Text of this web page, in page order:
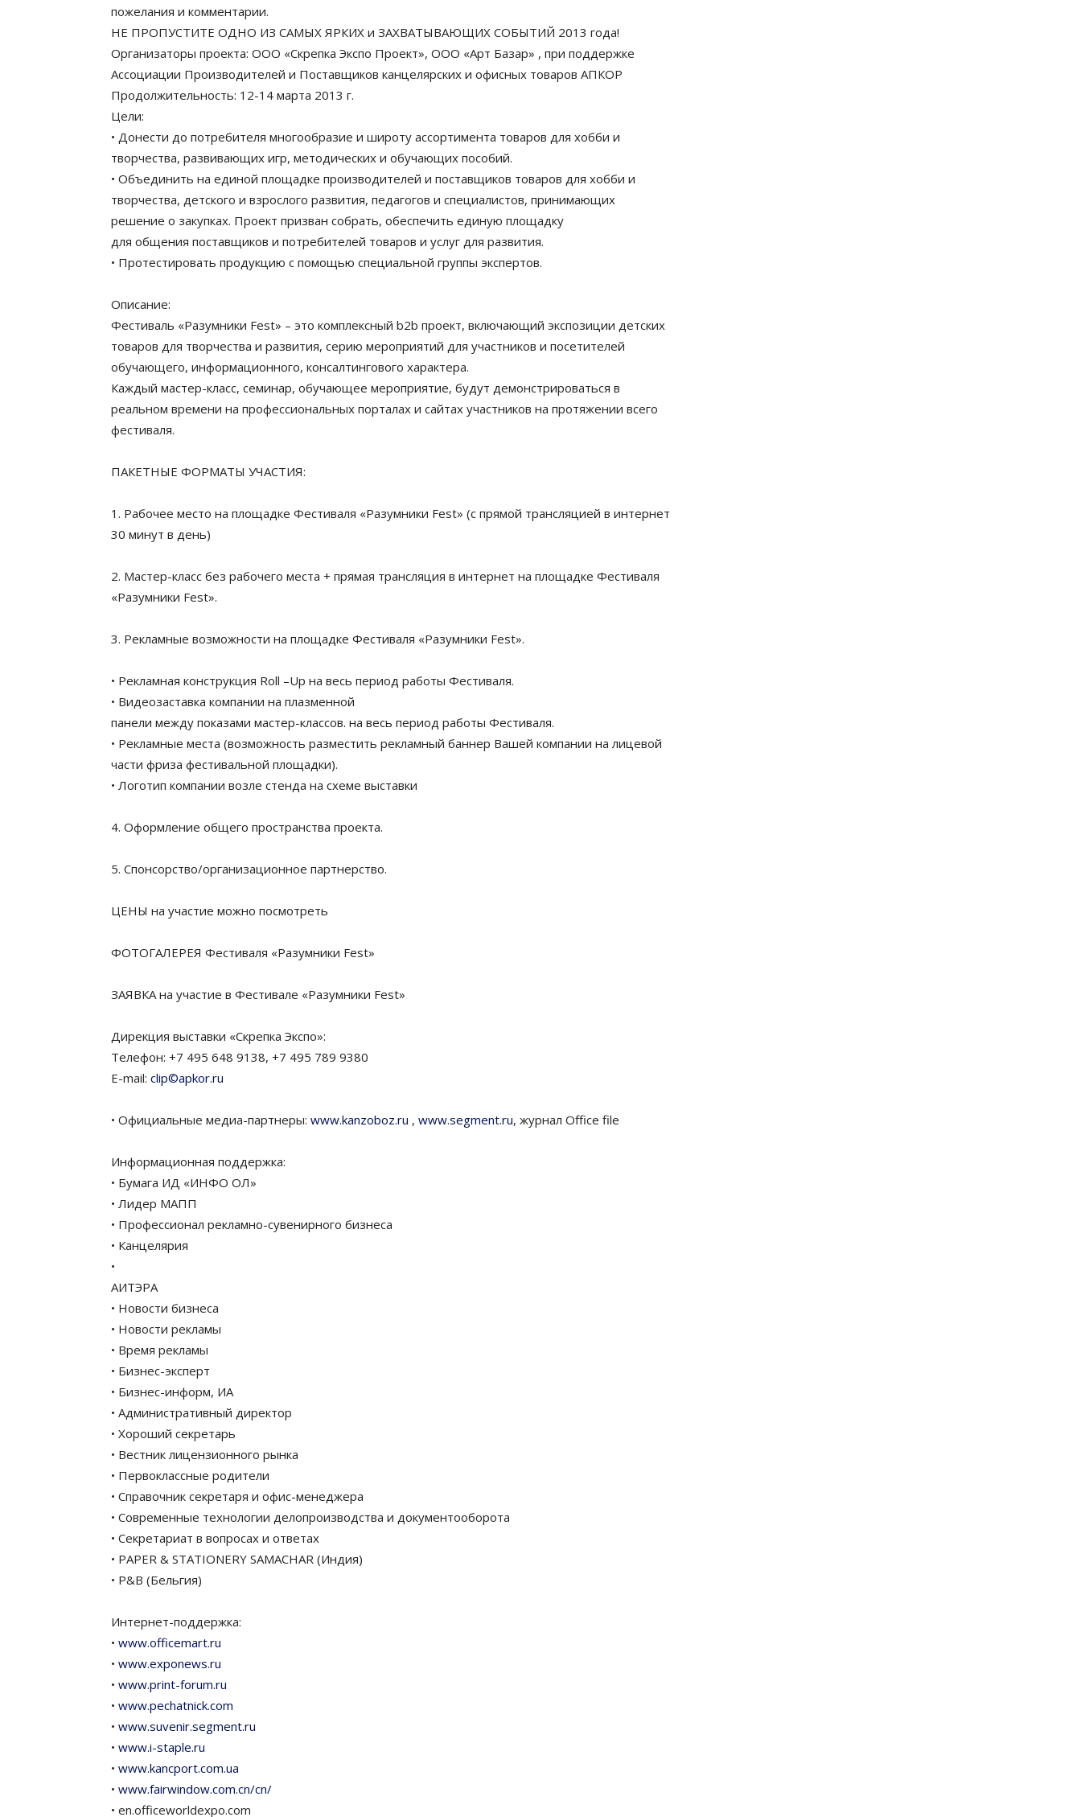
пожелания и комментарии.
НЕ ПРОПУСТИТЕ ОДНО ИЗ САМЫХ ЯРКИХ и ЗАХВАТЫВАЮЩИХ СОБЫТИЙ 2013 года!
Организаторы проекта: ООО «Скрепка Экспо Проект», ООО «Арт Базар» , при поддержке
Ассоциации Производителей и Поставщиков канцелярских и офисных товаров АПКОР
Продолжительность: 12-14 марта 2013 г.
Цели:
• Донести до потребителя многообразие и широту ассортимента товаров для хобби и
творчества, развивающих игр, методических и обучающих пособий.
• Объединить на единой площадке производителей и поставщиков товаров для хобби и
творчества, детского и взрослого развития, педагогов и специалистов, принимающих
решение о закупках. Проект призван собрать, обеспечить единую площадку
для общения поставщиков и потребителей товаров и услуг для развития.
• Протестировать продукцию с помощью специальной группы экспертов.
Описание:
Фестиваль «Разумники Fest» – это комплексный b2b проект, включающий экспозиции детских
товаров для творчества и развития, серию мероприятий для участников и посетителей
обучающего, информационного, консалтингового характера.
Каждый мастер-класс, семинар, обучающее мероприятие, будут демонстрироваться в
реальном времени на профессиональных порталах и сайтах участников на протяжении всего
фестиваля.
ПАКЕТНЫЕ ФОРМАТЫ УЧАСТИЯ:
1. Рабочее место на площадке Фестиваля «Разумники Fest» (с прямой трансляцией в интернет
30 минут в день)
2. Мастер-класс без рабочего места + прямая трансляция в интернет на площадке Фестиваля
«Разумники Fest».
3. Рекламные возможности на площадке Фестиваля «Разумники Fest».
• Рекламная конструкция Roll –Up на весь период работы Фестиваля.
• Видеозаставка компании на плазменной
панели между показами мастер-классов. на весь период работы Фестиваля.
• Рекламные места (возможность разместить рекламный баннер Вашей компании на лицевой
части фриза фестивальной площадки).
• Логотип компании возле стенда на схеме выставки
4. Оформление общего пространства проекта.
5. Спонсорство/организационное партнерство.
ЦЕНЫ на участие можно посмотреть
ФОТОГАЛЕРЕЯ Фестиваля «Разумники Fest»
ЗАЯВКА на участие в Фестивале «Разумники Fest»
Дирекция выставки «Скрепка Экспо»:
Телефон: +7 495 648 9138, +7 495 789 9380
E-mail: clip©apkor.ru
• Официальные медиа-партнеры: www.kanzoboz.ru , www.segment.ru, журнал Office file
Информационная поддержка:
• Бумага ИД «ИНФО ОЛ»
• Лидер МАПП
• Профессионал рекламно-сувенирного бизнеса
• Канцелярия
•
АИТЭРА
• Новости бизнеса
• Новости рекламы
• Время рекламы
• Бизнес-эксперт
• Бизнес-информ, ИА
• Административный директор
• Хороший секретарь
• Вестник лицензионного рынка
• Первоклассные родители
• Справочник секретаря и офис-менеджера
• Современные технологии делопроизводства и документооборота
• Секретариат в вопросах и ответах
• PAPER & STATIONERY SAMACHAR (Индия)
• P&B (Бельгия)
Интернет-поддержка:
• www.officemart.ru
• www.exponews.ru
• www.print-forum.ru
• www.pechatnick.com
• www.suvenir.segment.ru
• www.i-staple.ru
• www.kancport.com.ua
• www.fairwindow.com.cn/cn/
• en.officeworldexpo.com